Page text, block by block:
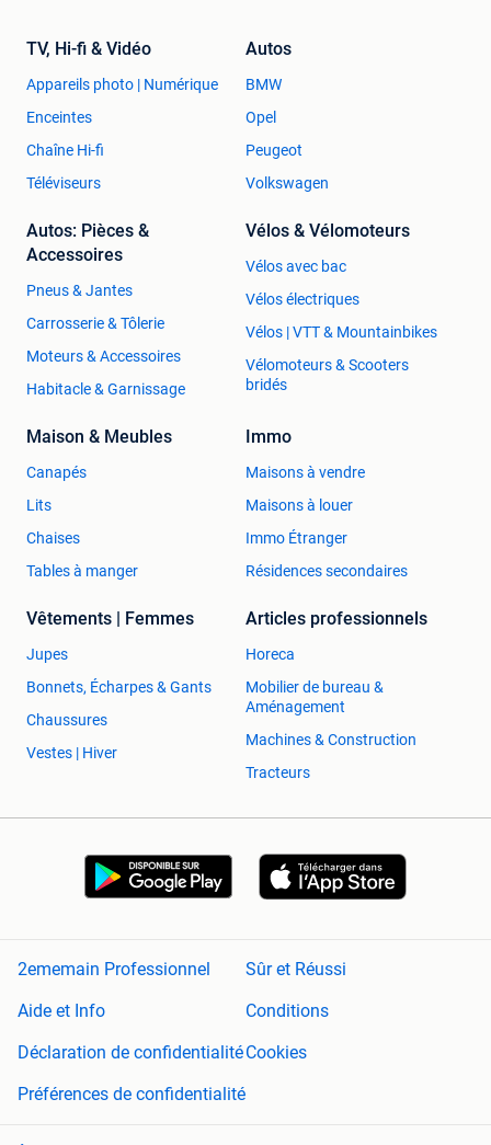
TV, Hi-fi & Vidéo
Appareils photo | Numérique
Enceintes
Chaîne Hi-fi
Téléviseurs
Autos
BMW
Opel
Peugeot
Volkswagen
Autos: Pièces &
Accessoires
Pneus & Jantes
Carrosserie & Tôlerie
Moteurs & Accessoires
Habitacle & Garnissage
Vélos & Vélomoteurs
Vélos avec bac
Vélos électriques
Vélos | VTT & Mountainbikes
Vélomoteurs & Scooters
bridés
Maison & Meubles
Canapés
Lits
Chaises
Tables à manger
Immo
Maisons à vendre
Maisons à louer
Immo Étranger
Résidences secondaires
Vêtements | Femmes
Jupes
Bonnets, Écharpes & Gants
Chaussures
Vestes | Hiver
Articles professionnels
Horeca
Mobilier de bureau &
Aménagement
Machines & Construction
Tracteurs
2ememain Professionnel
Sûr et Réussi
Aide et Info
Conditions
Déclaration de confidentialitéCookies
Préférences de confidentialité